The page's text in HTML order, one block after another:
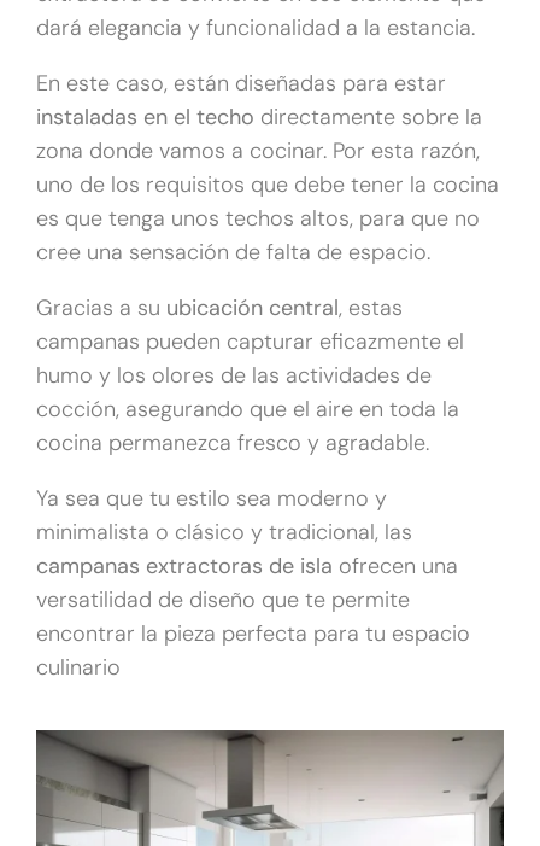
dará elegancia y funcionalidad a la estancia.
En este caso, están diseñadas para estar
instaladas en el techo directamente sobre la
zona donde vamos a cocinar. Por esta razón,
uno de los requisitos que debe tener la cocina
es que tenga unos techos altos, para que no
cree una sensación de falta de espacio.
Gracias a su ubicación central, estas
campanas pueden capturar eficazmente el
humo y los olores de las actividades de
cocción, asegurando que el aire en toda la
cocina permanezca fresco y agradable.
Ya sea que tu estilo sea moderno y
minimalista o clásico y tradicional, las
campanas extractoras de isla ofrecen una
versatilidad de diseño que te permite
encontrar la pieza perfecta para tu espacio
culinario